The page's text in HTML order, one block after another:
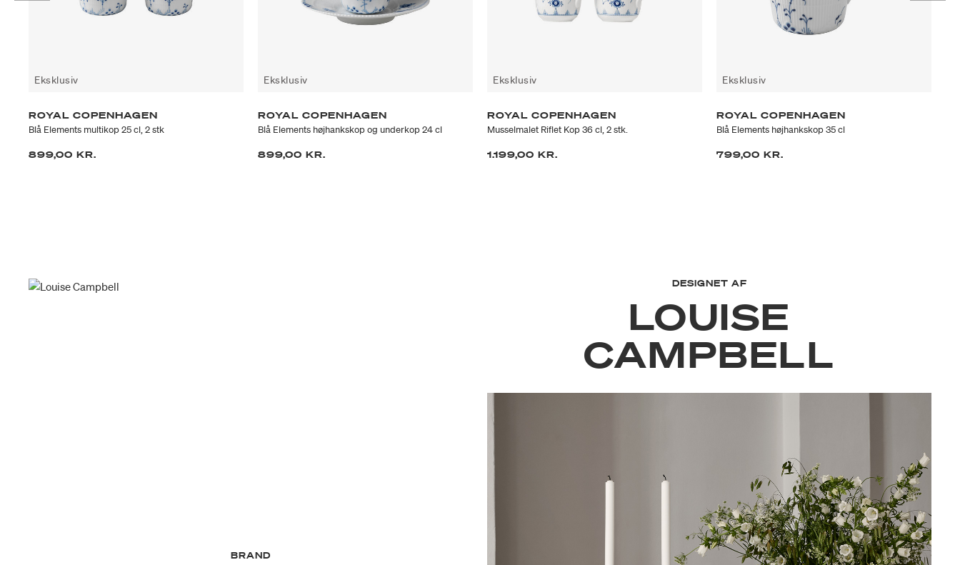
Eksklusiv
ROYAL COPENHAGEN
Blå Elements multikop 25 cl, 2 stk
899,00 KR.
Eksklusiv
ROYAL COPENHAGEN
Blå Elements højhankskop og underkop 24 cl
899,00 KR.
Eksklusiv
ROYAL COPENHAGEN
Musselmalet Riflet Kop 36 cl, 2 stk.
1.199,00 KR.
Eksklusiv
ROYAL COPENHAGEN
Blå Elements højhankskop 35 cl
799,00 KR.
DESIGNET AF
LOUISE
CAMPBELL
BRAND